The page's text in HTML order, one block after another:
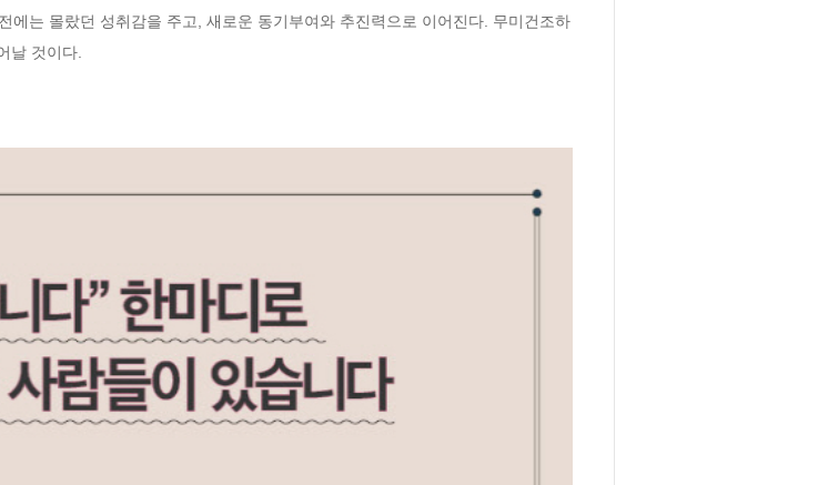
에는 몰랐던 성취감을 주고, 새로운 동기부여와 추진력으로 이어진다. 무미건조하
날 것이다.